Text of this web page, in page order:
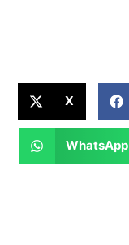
X
WhatsApp